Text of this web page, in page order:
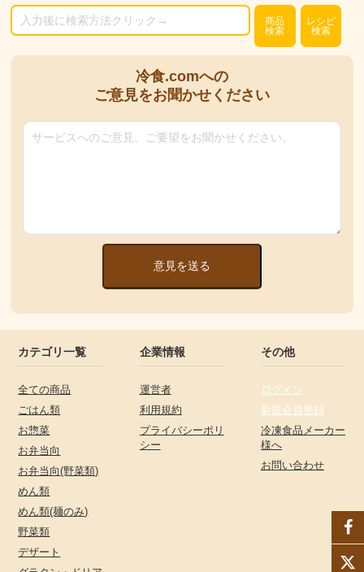
商品
検索
レシピ
検索
冷食.comへの
ご意見をお聞かせください
意見を送る
カテゴリ一覧
全ての商品
ごはん類
お惣菜
お弁当向
お弁当向(野菜類)
めん類
めん類(麺のみ)
野菜類
デザート
企業情報
運営者
利用規約
プライバシーポリ
シー
その他
ログイン
新規会員登録
冷凍食品メーカー
様へ
お問い合わせ